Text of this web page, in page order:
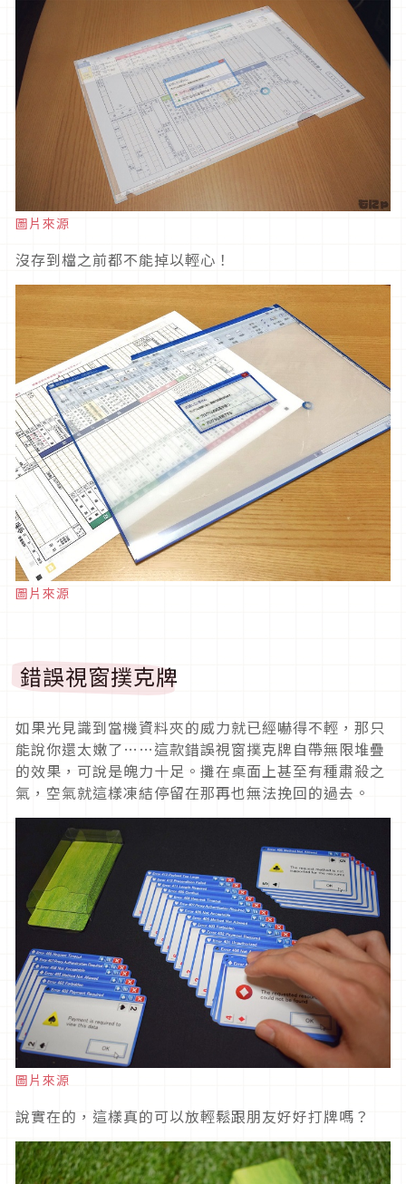
圖片來源
沒存到檔之前都不能掉以輕心！
圖片來源
錯誤視窗撲克牌
如果光見識到當機資料夾的威力就已經嚇得不輕，那只
能說你還太嫩了……這款錯誤視窗撲克牌自帶無限堆疊
的效果，可說是魄力十足。攤在桌面上甚至有種肅殺之
氣，空氣就這樣凍結停留在那再也無法挽回的過去。
圖片來源
說實在的，這樣真的可以放輕鬆跟朋友好好打牌嗎？